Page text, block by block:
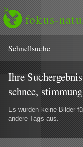
fokus-
Schnell­suche
Ihre
schnee,
Es wurden keine Bilder
andere Tags aus.